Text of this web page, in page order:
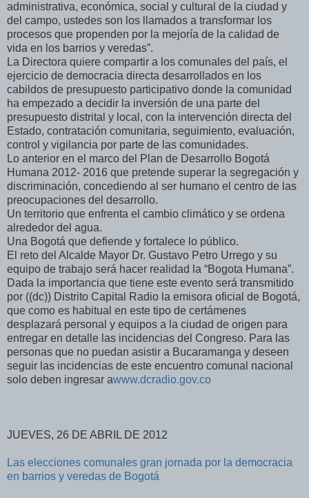
administrativa, económica, social y cultural de la ciudad y
del campo, ustedes son los llamados a transformar los
procesos que propenden por la mejoría de la calidad de
vida en los barrios y veredas”.
La Directora quiere compartir a los comunales del país, el
ejercicio de democracia directa desarrollados en los
cabildos de presupuesto participativo donde la comunidad
ha empezado a decidir la inversión de una parte del
presupuesto distrital y local, con la intervención directa del
Estado, contratación comunitaria, seguimiento, evaluación,
control y vigilancia por parte de las comunidades.
Lo anterior en el marco del Plan de Desarrollo Bogotá
Humana 2012- 2016 que pretende superar la segregación y
discriminación, concediendo al ser humano el centro de las
preocupaciones del desarrollo.
Un territorio que enfrenta el cambio climático y se ordena
alrededor del agua.
Una Bogotá que defiende y fortalece lo público.
El reto del Alcalde Mayor Dr. Gustavo Petro Urrego y su
equipo de trabajo será hacer realidad la “Bogota Humana”.
Dada la importancia que tiene este evento será transmitido
por ((dc)) Distrito Capital Radio la emisora oficial de Bogotá,
que como es habitual en este tipo de certámenes
desplazará personal y equipos a la ciudad de origen para
entregar en detalle las incidencias del Congreso. Para las
personas que no puedan asistir a Bucaramanga y deseen
seguir las incidencias de este encuentro comunal nacional
solo deben ingresar awww.dcradio.gov.co
JUEVES, 26 DE ABRIL DE 2012
Las elecciones comunales gran jornada por la democracia
en barrios y veredas de Bogotá